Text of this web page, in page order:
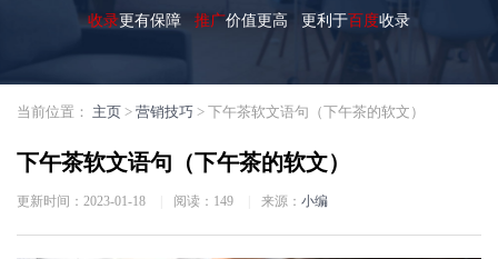
收录更有保障 推广价值更高 更利于百度收录
当前位置： 主页 > 营销技巧 > 下午茶软文语句（下午茶的软文）
下午茶软文语句（下午茶的软文）
更新时间：2023-01-18 阅读： 149 来源： 小编